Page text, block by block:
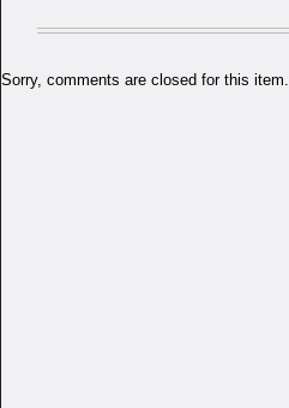
Sorry, comments are closed for this item.